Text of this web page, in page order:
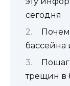
сегодня
бассейна
трещин в